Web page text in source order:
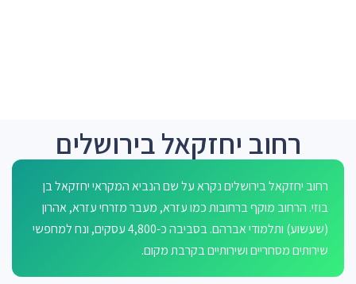
רחוב יחזקאל בירושלים
רחוב יחזקאל בירושלים נקרא על שם הנביא המקראי יחזקאל בן
בוזי. הרחוב מוקף ברחובות כמו עזרא, מעבר מזרחי עזרא, אהרון
(שעשוע) ותלמודי אברהם. בסביבה כ-4,800 עסקים, ונח למחפשי
שירותים מסחריים ושירותיים בקרבת מקום.